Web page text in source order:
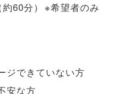
約60分） ※希望者のみ
ジできていない方
安な方